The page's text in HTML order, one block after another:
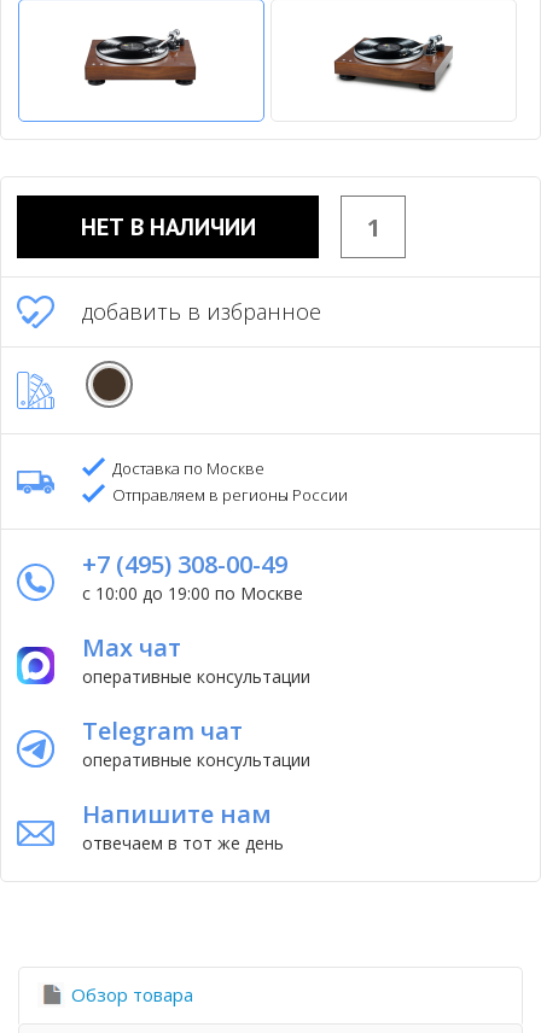
НЕТ В НАЛИЧИИ
добавить в избранное
Доставка по Москве
Отправляем в регионы России
+7 (495) 308-00-49
с 10:00 до 19:00 по Москве
Max чат
оперативные консультации
Telegram чат
оперативные консультации
Напишите нам
отвечаем в тот же день
Обзор товара